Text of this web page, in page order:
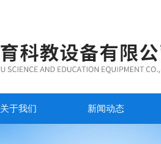
关于我们 新闻动态